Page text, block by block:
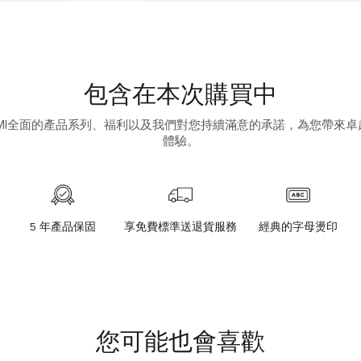
包含在本次購買中
全面的產品系列、福利以及我們對您持續滿意的承諾，為您帶來卓
體驗。
5 年產品保固 享免費標準送退貨服務 經典的字母燙印
您可能也會喜歡